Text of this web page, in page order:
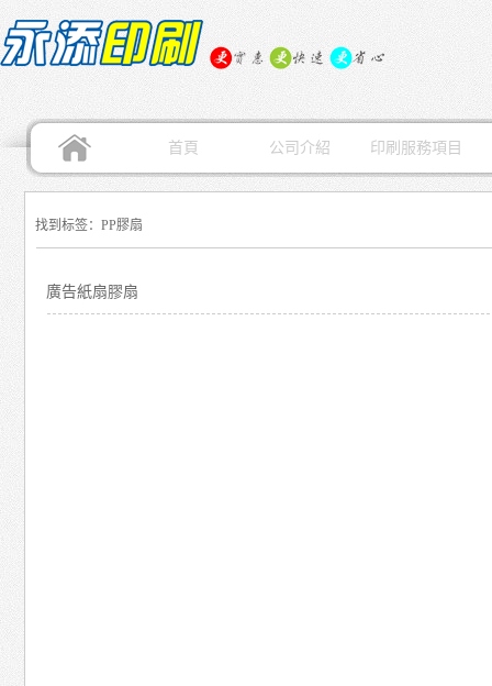
首頁 公司介紹 印刷服務項目
找到标签：PP膠扇
廣告紙扇膠扇